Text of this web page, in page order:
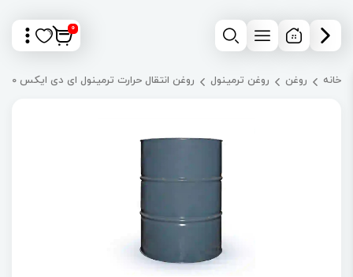
0
خانه روغن روغن ترمینول روغن انتقال حرارت ترمینول ای دی ایکس Therminol ADX-10